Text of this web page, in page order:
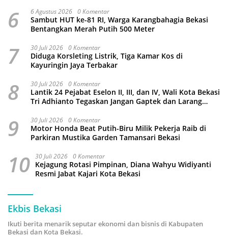
6 6 Agustus 2026 0 Komentar
Sambut HUT ke-81 RI, Warga Karangbahagia Bekasi
Bentangkan Merah Putih 500 Meter
7 30 Juli 2026 0 Komentar
Diduga Korsleting Listrik, Tiga Kamar Kos di
Kayuringin Jaya Terbakar
8 30 Juli 2026 0 Komentar
Lantik 24 Pejabat Eselon II, III, dan IV, Wali Kota Bekasi
Tri Adhianto Tegaskan Jangan Gaptek dan Larang
9 30 Juli 2026 0 Komentar
Motor Honda Beat Putih-Biru Milik Pekerja Raib di
Parkiran Mustika Garden Tamansari Bekasi
10 30 Juli 2026 0 Komentar
Kejagung Rotasi Pimpinan, Diana Wahyu Widiyanti
Resmi Jabat Kajari Kota Bekasi
Ekbis Bekasi
Ikuti berita menarik seputar ekonomi dan bisnis di Kabupaten
Bekasi dan Kota Bekasi.